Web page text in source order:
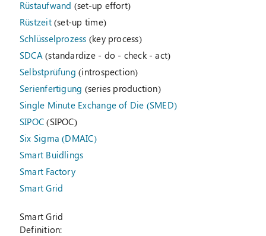
Rüstaufwand (set-up effort)
Rüstzeit(set-up time)
Schlüsselprozess (key process)
SDCA(standardize - do - check - act)
Selbstprüfung (introspection)
Serienfertigung (series production)
Single Minute Exchange of Die (SMED)
SIPOC (SIPOC)
Six Sigma (DMAIC)
Smart Buidlings
Smart Factory
Smart Grid
Smart Grid
Definition: